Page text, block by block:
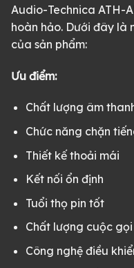
Audio-Technica ATH-
hoàn hảo. Dưới đây là
của sản phẩm:
Ưu điểm:
Chất lượng âm
Chức năng chặn
Thiết kế thoải mái
Kết nối ổn định
Tuổi thọ pin tốt
Chất lượng cuộc
Công nghệ điều